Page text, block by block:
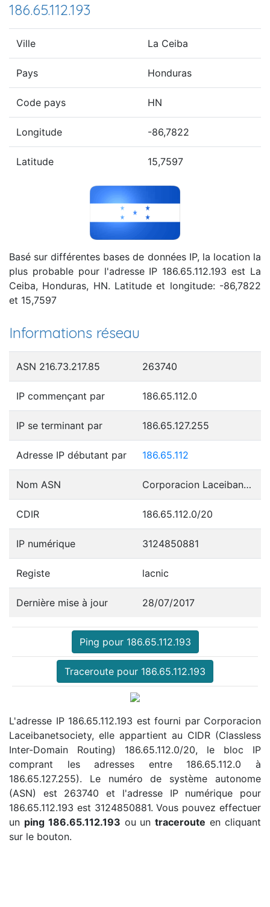
186.65.112.193
Ville La Ceiba
Pays Honduras
Code pays HN
Longitude -86,7822
Latitude 15,7597
Basé sur différentes bases de données IP, la location la
plus probable pour l'adresse IP 186.65.112.193 est La
Ceiba, Honduras, HN. Latitude et longitude: -86,7822
et 15,7597
Informations réseau
ASN 216.73.217.85 263740
IP commençant par 186.65.112.0
IP se terminant par 186.65.127.255
Adresse IP débutant par 186.65.112
Nom ASN Corporacion Laceibanetsociety
CDIR 186.65.112.0/20
IP numérique 3124850881
Registe lacnic
Dernière mise à jour 28/07/2017
Ping pour 186.65.112.193
Traceroute pour 186.65.112.193
L'adresse IP 186.65.112.193 est fourni par Corporacion
Laceibanetsociety, elle appartient au CIDR (Classless
Inter-Domain Routing) 186.65.112.0/20, le bloc IP
comprant les adresses entre 186.65.112.0 à
186.65.127.255). Le numéro de système autonome
(ASN) est 263740 et l'adresse IP numérique pour
186.65.112.193 est 3124850881. Vous pouvez effectuer
un ping 186.65.112.193 ou untraceroute en cliquant
sur le bouton.